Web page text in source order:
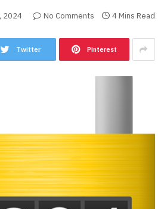
2024 No Comments 4 Mins Read
Twitter Pinterest